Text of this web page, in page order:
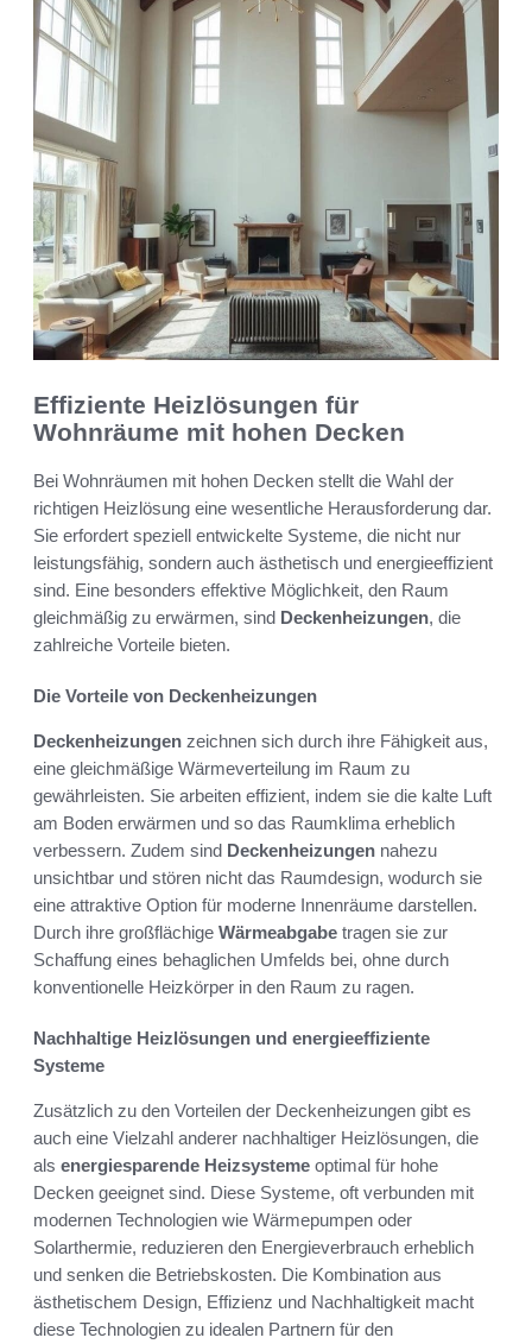
Effiziente Heizlösungen für
Wohnräume mit hohen Decken
Bei Wohnräumen mit hohen Decken stellt die Wahl der
richtigen Heizlösung eine wesentliche Herausforderung dar.
Sie erfordert speziell entwickelte Systeme, die nicht nur
leistungsfähig, sondern auch ästhetisch und energieeffizient
sind. Eine besonders effektive Möglichkeit, den Raum
gleichmäßig zu erwärmen, sind Deckenheizungen, die
zahlreiche Vorteile bieten.
Die Vorteile von Deckenheizungen
Deckenheizungen zeichnen sich durch ihre Fähigkeit aus,
eine gleichmäßige Wärmeverteilung im Raum zu
gewährleisten. Sie arbeiten effizient, indem sie die kalte Luft
am Boden erwärmen und so das Raumklima erheblich
verbessern. Zudem sind Deckenheizungen nahezu
unsichtbar und stören nicht das Raumdesign, wodurch sie
eine attraktive Option für moderne Innenräume darstellen.
Durch ihre großflächige Wärmeabgabe tragen sie zur
Schaffung eines behaglichen Umfelds bei, ohne durch
konventionelle Heizkörper in den Raum zu ragen.
Nachhaltige Heizlösungen und energieeffiziente
Systeme
Zusätzlich zu den Vorteilen der Deckenheizungen gibt es
auch eine Vielzahl anderer nachhaltiger Heizlösungen, die
als energiesparende Heizsysteme optimal für hohe
Decken geeignet sind. Diese Systeme, oft verbunden mit
modernen Technologien wie Wärmepumpen oder
Solarthermie, reduzieren den Energieverbrauch erheblich
und senken die Betriebskosten. Die Kombination aus
ästhetischem Design, Effizienz und Nachhaltigkeit macht
diese Technologien zu idealen Partnern für den